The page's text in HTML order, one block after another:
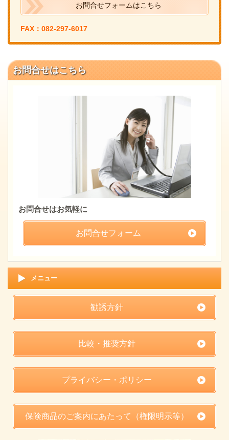
お問合せフォームはこちら
FAX：082-297-6017
お問合せはこちら
お問合せはお気軽に
お問合せフォーム
メニュー
勧誘方針
比較・推奨方針
プライバシー・ポリシー
保険商品のご案内にあたって（権限明示等）